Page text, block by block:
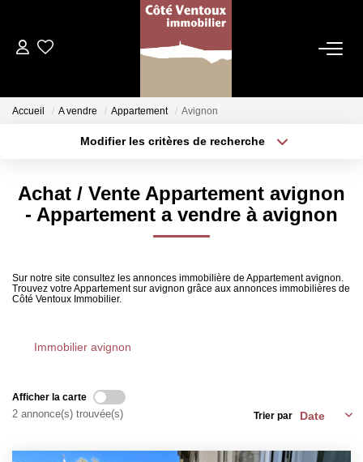
Les Dentelles Montmirail
Du Mont Ventoux
HOME STAGING
CHASSEUR IMMOBILIER
ACTUALITÉS
Accueil A vendre Appartement Avignon
Modifier les critères de recherche
Surface min Budget max
Achat / Vente Appartement avignon
- Appartement a vendre à avignon
Sur notre site consultez les annonces immobilière de Appartement avignon.
Trouvez votre Appartement sur avignon grâce aux annonces immobilières de
Côté Ventoux Immobilier.
Immobilier avignon
Afficher la carte
2 annonce(s) trouvée(s) Trier par